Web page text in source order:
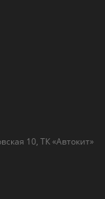
10, ТК «Автокит»